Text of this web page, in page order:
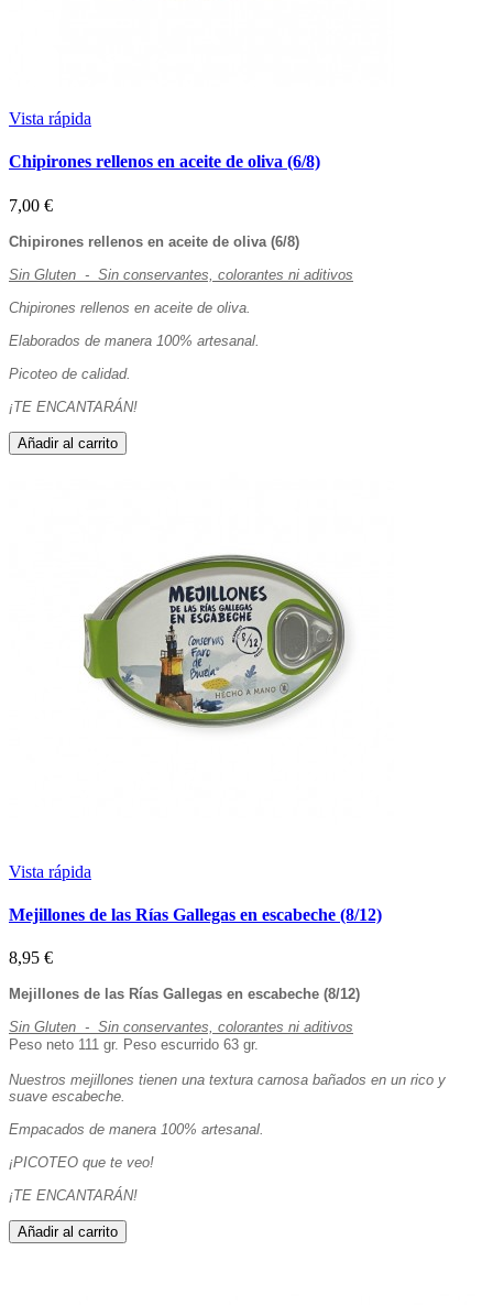
Vista rápida
Chipirones rellenos en aceite de oliva (6/8)
7,00 €
Chipirones rellenos en aceite de oliva (6/8)
Sin Gluten - Sin conservantes, colorantes ni aditivos
Chipirones rellenos en aceite de oliva.
Elaborados de manera 100% artesanal.
Picoteo de calidad.
¡TE ENCANTARÁN!
Añadir al carrito
Vista rápida
Mejillones de las Rías Gallegas en escabeche (8/12)
8,95 €
Mejillones de las Rías Gallegas en escabeche (8/12)
Sin Gluten - Sin conservantes, colorantes ni aditivos
Peso neto 111 gr. Peso escurrido 63 gr.
Nuestros mejillones tienen una textura carnosa bañados en un rico y
suave escabeche.
Empacados de manera 100% artesanal.
¡PICOTEO que te veo!
¡TE ENCANTARÁN!
Añadir al carrito